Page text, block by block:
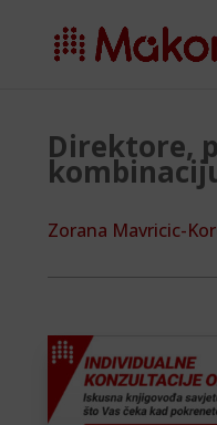
Direktore,
Zorana Mavricic-